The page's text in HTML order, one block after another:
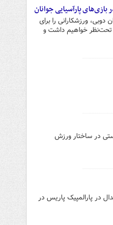
پارآسیایی جوانان
ورزشکارانی را برای
تحت‌نظر خواهیم داشت و
در ساختار ورزش
با نام «فرزندان ایران» در حالی با کسب ۸ طلا، ۱۰ نقره و ۷ برنز و در مجموع با ۲۵ مدال در پارالمپیک پاریس در